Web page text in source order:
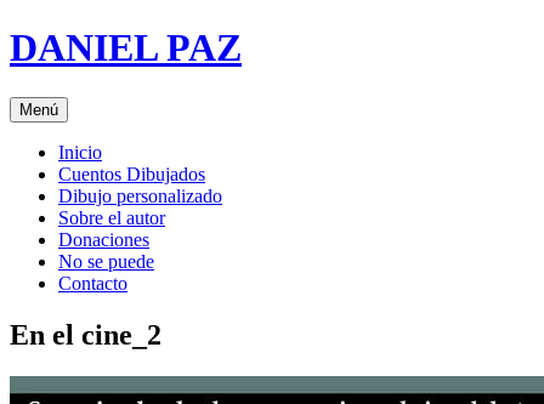
Saltar
al
DANIEL PAZ
Menú
Inicio
Cuentos Dibujados
Dibujo personalizado
Sobre el autor
Donaciones
No se puede
Contacto
En el cine_2